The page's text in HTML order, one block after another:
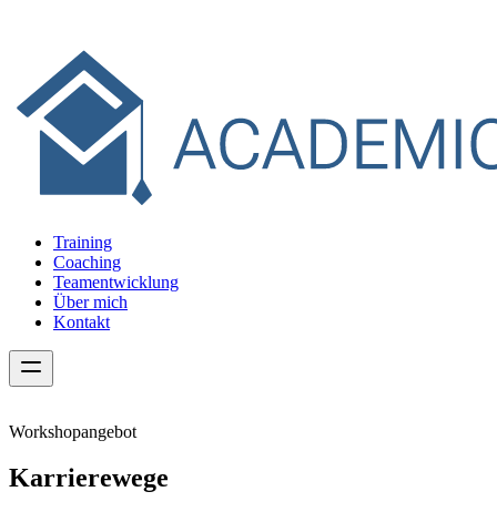
Training
Coaching
Teamentwicklung
Über mich
Kontakt
Workshopangebot
Karrierewege